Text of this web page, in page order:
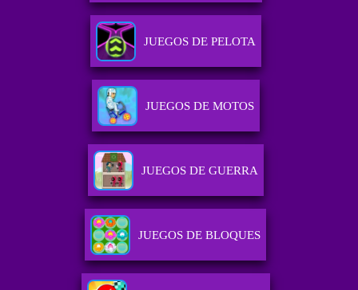
JUEGOS DE PELOTA
JUEGOS DE MOTOS
JUEGOS DE GUERRA
JUEGOS DE BLOQUES